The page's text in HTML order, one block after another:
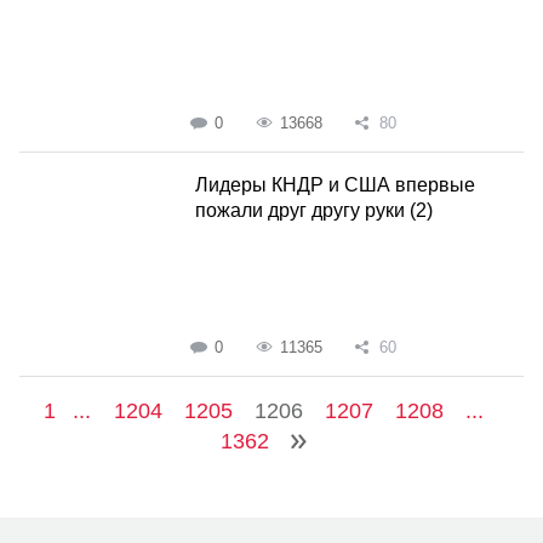
0 13668 80
Лидеры КНДР и США впервые
пожали друг другу руки (2)
0 11365 60
1 ... 1204 1205 1206 1207 1208
...
1362